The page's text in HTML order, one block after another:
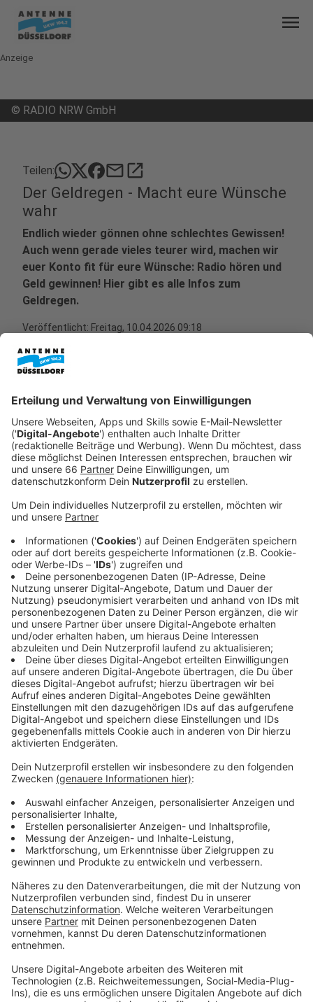
menu
Anzeige
© RADIO NRW GmbH
Teilen: mailopen_in_new
Der Geldregen - Macht eure Wünsche
wahr
Endlich wieder gönnen ohne schlechtes Gewissen!
Auch wenn gerade vieles teurer wird, machen wir
euer Konto fit für eure Wünsche: Radio hören und
Geld gewinnen! Hier gibt es alle Infos zum
Geldregen.
Veröffentlicht: Freitag, 10.04.2026 09:18
Anzeige
Der Geldregen ist zurück
Anzeige
Das beliebteste Radiogewinnspiel geht wieder an den
Start: Ihr hört Radio und lasst euch mit etwas Glück
euer Konto durch den Geldregen auffüllen. Ab Montag
stellen wir euch wieder in den Geldregen und
ermöglichen euch euren Traumurlaub, die anstehende
Renovierung oder die Spielekonsole, die ihr schon
lange haben wollt. Ihr bewerbt euch schon jetzt für die
erste Spielrunde am Montag:​​​​​​​
Anzeige
Anzeige
So gewinnt ihr im Geldregen
Im Geldregen gewinnen ist ganz einfach! Ihr hört
nacheinander verschiedene Geldsummen
herunterregnen. Nach jeder Summe steuert ihr den
Geldregen mit den Befehlen "Weiter" und "Stopp".
Geldbetrag geben - es kann aber auch der Blitz
einschlagen und die erspielte Geldsumme ist verloren.
Dem könnt ihr mit dem Befehl "Stopp" ausweichen:
Sagt ihr "Stopp", gewinnt ihr die zuletzt gehörte
Anzeige